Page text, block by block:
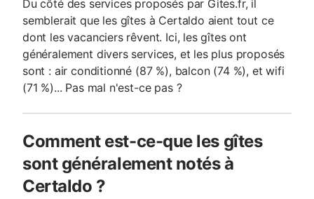
Du côté des services proposés par Gites.fr, il
semblerait que les gîtes à Certaldo aient tout ce
dont les vacanciers rêvent. Ici, les gîtes ont
généralement divers services, et les plus proposés
sont : air conditionné (87 %), balcon (74 %), et wifi
(71 %)... Pas mal n'est-ce pas ?
Comment est-ce-que les gîtes
sont généralement notés à
Certaldo ?